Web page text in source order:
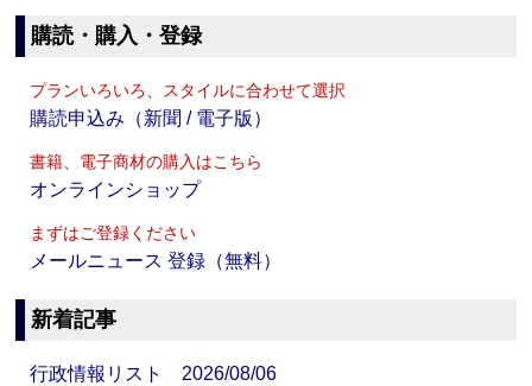
購読・購入・登録
プランいろいろ、スタイルに合わせて選択
購読申込み（新聞 / 電子版）
書籍、電子商材の購入はこちら
オンラインショップ
まずはご登録ください
メールニュース 登録（無料）
新着記事
行政情報リスト 2026/08/06